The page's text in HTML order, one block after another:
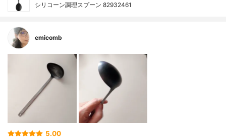
シリコーン調理スプーン 82932461
emicomb
5.00